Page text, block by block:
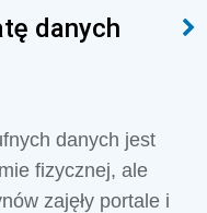
danych
danych jest
fizycznej, ale
zajęły portale i